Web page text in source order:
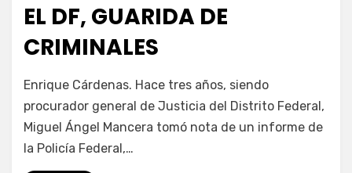
EL DF, GUARIDA DE
CRIMINALES
por Enrique
Enrique Cárdenas. Hace tres años, siendo
procurador general de Justicia del Distrito Federal,
Miguel Ángel Mancera tomó nota de un informe de
la Policía Federal,…